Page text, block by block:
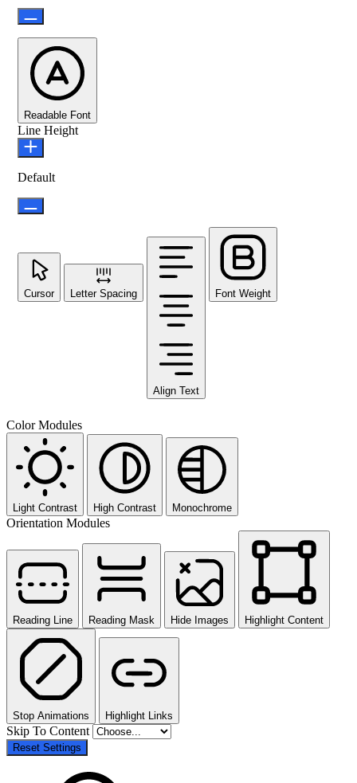
Readable Font
Line Height
Default
Cursor Letter Spacing
Align Text
Font Weight
Color Modules
Light Contrast High Contrast Monochrome
Orientation Modules
Reading Line Reading Mask Hide Images Highlight Content
Stop Animations Highlight Links
Skip To Content
Reset Settings